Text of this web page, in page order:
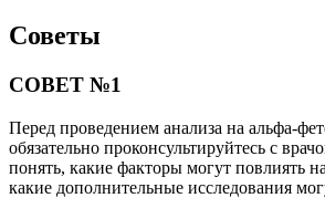
Советы
СОВЕТ №1
Перед проведением анализа на альфа-
обязательно проконсультируйтесь с
понять, какие факторы могут повлиять
какие дополнительные исследования